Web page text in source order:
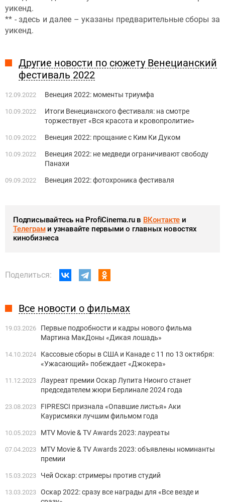
уикенд.
** - здесь и далее – указаны предварительные сборы за
уикенд.
Другие новости по сюжету Венецианский
фестиваль 2022
12.09.2022 Венеция 2022: моменты триумфа
10.09.2022
Итоги Венецианского фестиваля: на смотре
торжествует «Вся красота и кровопролитие»
10.09.2022 Венеция 2022: прощание с Ким Ки Дуком
10.09.2022
Венеция 2022: не медведи ограничивают свободу
Панахи
09.09.2022 Венеция 2022: фотохроника фестиваля
Подписывайтесь на ProfiCinema.ru в ВКонтакте и
Телеграми узнавайте первыми о главных новостях
кинобизнеса
Поделиться:
Все новости о фильмах
19.03.2026
Первые подробности и кадры нового фильма
Мартина МакДоны «Дикая лошадь»
14.10.2024
Кассовые сборы в США и Канаде с 11 по 13 октября:
«Ужасающий» побеждает «Джокера»
11.12.2023
Лауреат премии Оскар Лупита Нионго станет
председателем жюри Берлинале 2024 года
23.08.2023
FIPRESCI признала «Опавшие листья» Аки
Каурисмяки лучшим фильмом года
10.05.2023 MTV Movie & TV Awards 2023: лауреаты
07.04.2023
MTV Movie & TV Awards 2023: объявлены номинанты
премии
15.03.2023 Чей Оскар: стримеры против студий
13.03.2023 Оскар 2022: сразу все награды для «Все везде и